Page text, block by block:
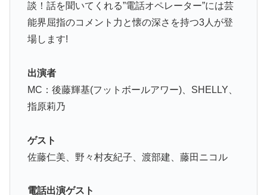
談！話を聞いてくれる”電話オペレーター”には芸
能界屈指のコメント力と懐の深さを持つ3人が登
場します!
出演者
MC：後藤輝基(フットボールアワー)、SHELLY、
指原莉乃
ゲスト
佐藤仁美、野々村友紀子、渡部建、藤田ニコル
電話出演ゲスト